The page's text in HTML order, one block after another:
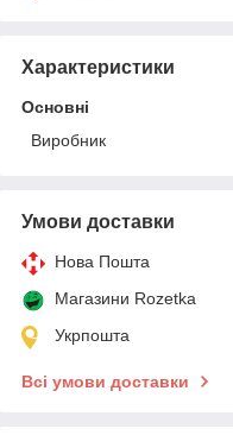
Характеристики
Основні
Виробник
Умови доставки
Нова Пошта
Магазини Rozetka
Укрпошта
Всі умови доставки